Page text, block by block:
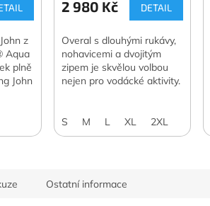
z
Aqua
plně
John
2 980 Kč DETAIL
Overal s dlouhými rukávy,
nohavicemi a dvojitým
zipem je skvělou volbou
nejen pro vodácké aktivity.
S M L XL 2XL
Ostatní informace